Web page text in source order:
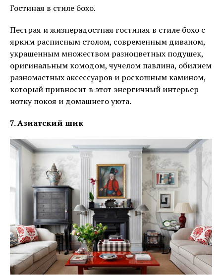
Гостиная в стиле бохо.
Пестрая и жизнерадостная гостиная в стиле бохо с
ярким расписным столом, современным диваном,
украшенным множеством разноцветных подушек,
оригинальным комодом, чучелом павлина, обилием
разномастных аксессуаров и роскошным камином,
который привносит в этот энергичный интерьер
нотку покоя и домашнего уюта.
7. Азиатский шик